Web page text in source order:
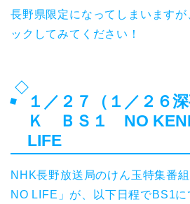
長野県限定になってしまいますが
ックしてみてください！
１／２７（１／２６
Ｋ ＢＳ１ NO
LIFE
NHK長野放送局のけん玉特集番
NO LIFE」が、以下日程でBS1に